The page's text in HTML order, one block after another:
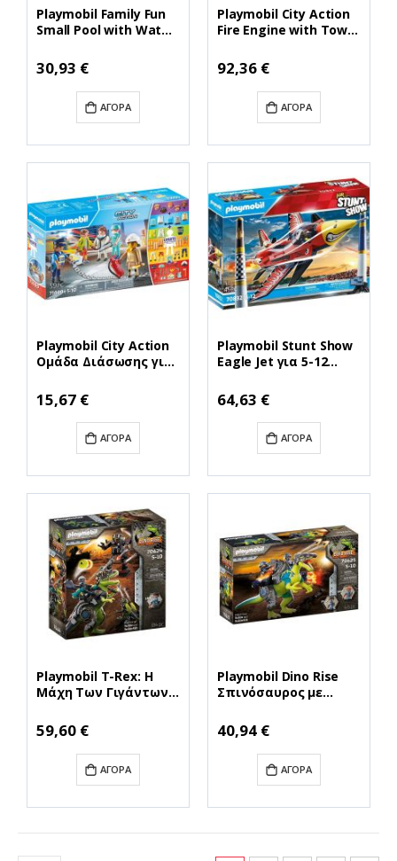
Playmobil Family Fun
Small Pool with Water
(70610) (PLY70610)
Ειδική
Τιμή
30,93 €
ΑΓΟΡΆ
Playmobil City Action
Fire Engine with Tower
(70935) (PLY70935)
Ειδική
Τιμή
92,36 €
ΑΓΟΡΆ
Playmobil City Action
Ομάδα Διάσωσης για
(PLY71400)
Ειδική
Τιμή
15,67 €
ΑΓΟΡΆ
Playmobil Stunt Show
Eagle Jet για 5-12
(PLY70832)
Ειδική
Τιμή
64,63 €
ΑΓΟΡΆ
Playmobil T-Rex: Η
Μάχη Των Γιγάντων
Ειδική
Τιμή
59,60 €
ΑΓΟΡΆ
Playmobil Dino Rise
Σπινόσαυρος με
5-10 ετών (70625)
(PLY70625)
Ειδική
Τιμή
40,94 €
ΑΓΟΡΆ